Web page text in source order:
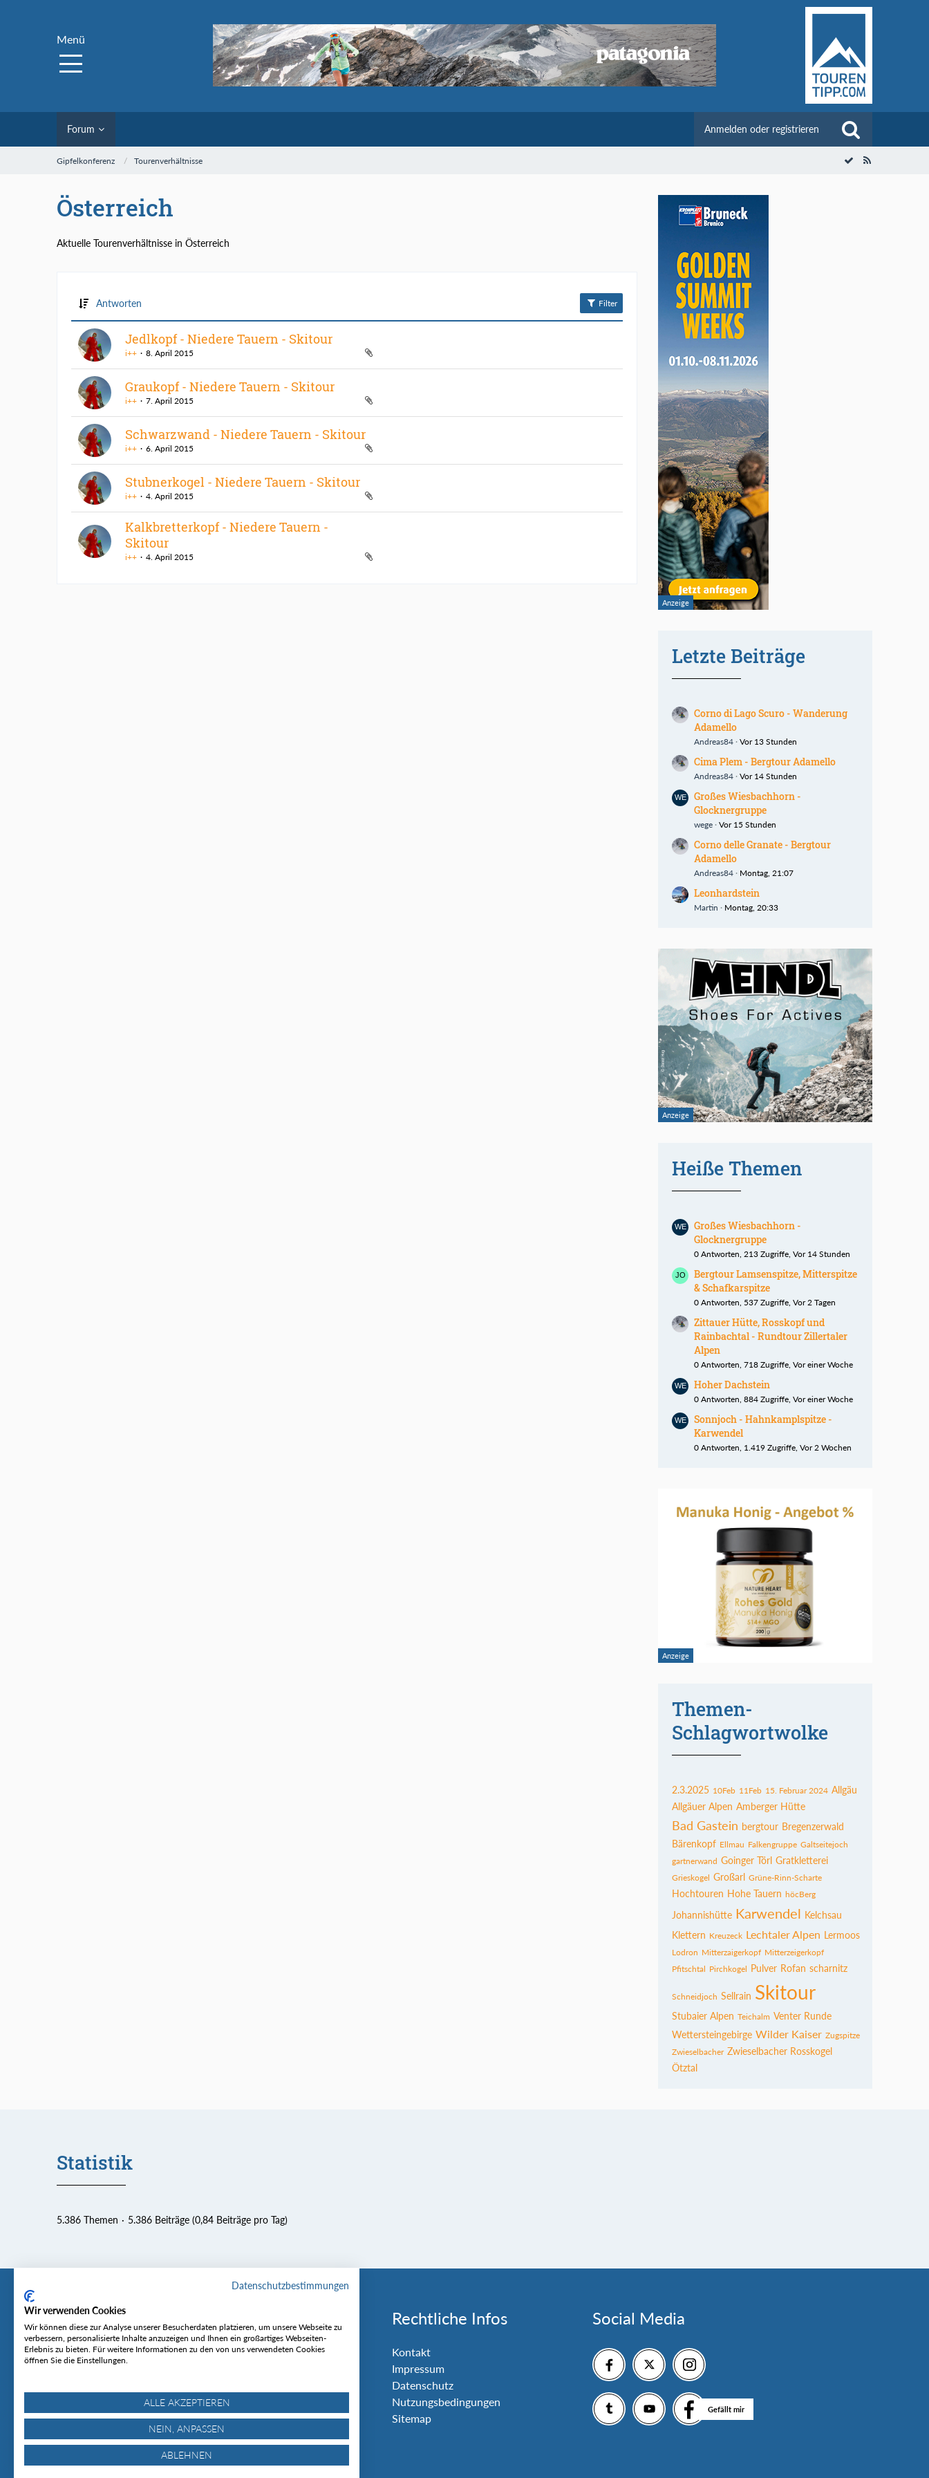
Menü
Forum Anmelden oder registrieren
Gipfelkonferenz Tourenverhältnisse
Österreich
Aktuelle Tourenverhältnisse in Österreich
Antworten Filter
Jedlkopf - Niedere Tauern - Skitour
i++ 8. April 2015
Graukopf - Niedere Tauern - Skitour
i++ 7. April 2015
Schwarzwand - Niedere Tauern - Skitour
i++ 6. April 2015
Stubnerkogel - Niedere Tauern - Skitour
i++ 4. April 2015
Kalkbretterkopf - Niedere Tauern -
Skitour
i++ 4. April 2015
Letzte Beiträge
Corno di Lago Scuro - Wanderung
Adamello
Andreas84 Vor 13 Stunden
Cima Plem - Bergtour Adamello
Andreas84 Vor 14 Stunden
Großes Wiesbachhorn -
Glocknergruppe
wege Vor 15 Stunden
Corno delle Granate - Bergtour
Adamello
Andreas84 Montag, 21:07
Leonhardstein
Martin Montag, 20:33
Heiße Themen
Großes Wiesbachhorn -
Glocknergruppe
0 Antworten, 213 Zugriffe, Vor 14 Stunden
Bergtour Lamsenspitze, Mitterspitze
& Schafkarspitze
0 Antworten, 537 Zugriffe, Vor 2 Tagen
Zittauer Hütte, Rosskopf und
Rainbachtal - Rundtour Zillertaler
Alpen
0 Antworten, 718 Zugriffe, Vor einer Woche
Hoher Dachstein
0 Antworten, 884 Zugriffe, Vor einer Woche
Sonnjoch - Hahnkamplspitze -
Karwendel
0 Antworten, 1.419 Zugriffe, Vor 2 Wochen
Themen-
Schlagwortwolke
2.3.2025 10Feb 11Feb 15. Februar 2024 Allgäu
Allgäuer Alpen Amberger Hütte
Bad Gastein bergtour Bregenzerwald
Bärenkopf Ellmau Falkengruppe Galtseitejoch
gartnerwand Goinger Törl Gratkletterei
Grieskogel Großarl Grüne-Rinn-Scharte
Hochtouren Hohe Tauern höcBerg
Johannishütte Karwendel Kelchsau
Klettern Kreuzeck Lechtaler Alpen Lermoos
Lodron Mitterzaigerkopf Mitterzeigerkopf
Pfitschtal Pirchkogel Pulver Rofan scharnitz
Schneidjoch Sellrain Skitour
Stubaier Alpen Teichalm Venter Runde
Wettersteingebirge Wilder Kaiser Zugspitze
Zwieselbacher Zwieselbacher Rosskogel
Ötztal
Statistik
5.386 Themen 5.386 Beiträge (0,84 Beiträge pro Tag)
Tourentipp
Über uns
Wetter & Lawinenlage
Rechtliche Infos
Kontakt
Impressum
Datenschutz
Nutzungsbedingungen
Sitemap
Social Media
Gefällt mir
© Tourentipp.com 2025
Datenschutzbestimmungen
Wir verwenden Cookies
Wir können diese zur Analyse unserer Besucherdaten platzieren, um unsere Webseite zu
verbessern, personalisierte Inhalte anzuzeigen und Ihnen ein großartiges Webseiten-
Erlebnis zu bieten. Für weitere Informationen zu den von uns verwendeten Cookies
öffnen Sie die Einstellungen.
ALLE AKZEPTIEREN
NEIN, ANPASSEN
ABLEHNEN